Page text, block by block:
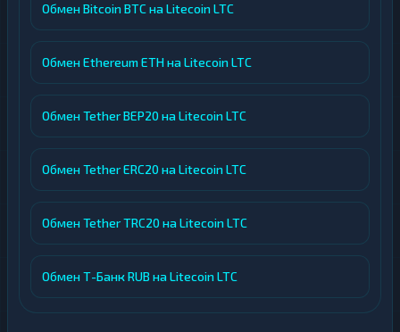
Обмен Bitcoin BTC на Litecoin LTC
Обмен Ethereum ETH на Litecoin LTC
Обмен Tether BEP20 на Litecoin LTC
Обмен Tether ERC20 на Litecoin LTC
Обмен Tether TRC20 на Litecoin LTC
Обмен Т-Банк RUB на Litecoin LTC